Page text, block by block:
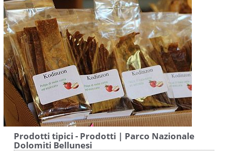
Prodotti tipici - Prodotti | Parco Nazionale
Dolomiti Bellunesi